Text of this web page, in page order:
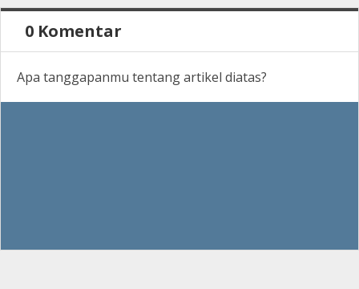
0 Komentar
Apa tanggapanmu tentang artikel diatas?